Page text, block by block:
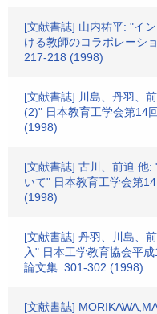
[文献書誌] 山内祐平: "イ
ける教師のコラボレーシ
217-218 (1998)
[文献書誌] 川島、丹羽、
(2)" 日本教育工学会第14
(1998)
[文献書誌] 古川、前迫 他
いて" 日本教育工学会第
(1998)
[文献書誌] 丹羽、川島、
入" 日本工学教育協会平
論文集. 301-302 (1998)
[文献書誌]